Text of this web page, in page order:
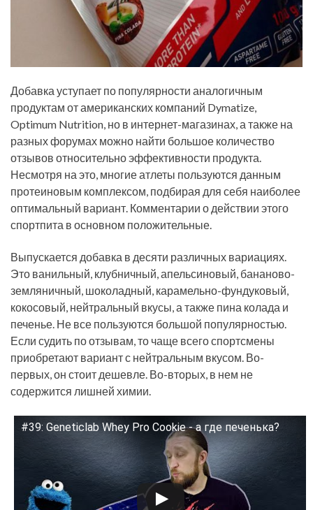
Добавка уступает по популярности аналогичным
продуктам от американских компаний Dymatize,
Optimum Nutrition, но в интернет-магазинах, а также на
разных форумах можно найти большое количество
отзывов относительно эффективности продукта.
Несмотря на это, многие атлеты пользуются данным
протеиновым комплексом, подбирая для себя наиболее
оптимальный вариант. Комментарии о действии этого
спортпита в основном положительные.
Выпускается добавка в десяти различных вариациях.
Это ванильный, клубничный, апельсиновый, бананово-
земляничный, шоколадный, карамельно-фундуковый,
кокосовый, нейтральный вкусы, а также пина колада и
печенье. Не все пользуются большой популярностью.
Если судить по отзывам, то чаще всего спортсмены
приобретают вариант с нейтральным вкусом. Во-
первых, он стоит дешевле. Во-вторых, в нем не
содержится лишней химии.
#39: Geneticlab Whey Pro Cookie - а где печенька?
Смотрите это видео на YouTube